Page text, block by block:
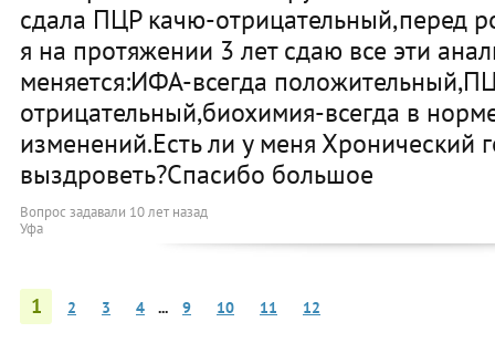
сдала ПЦР качю-отрицательный,перед
я на протяжении 3 лет сдаю все эти
меняется:ИФА-всегда
отрицательный,биохимия-всегда в
изменений.Есть ли у меня Хронический
выздроветь?Спасибо большое
Вопрос задавали 10 лет назад
Уфа
1 2 3 4 ... 9 10 11 12